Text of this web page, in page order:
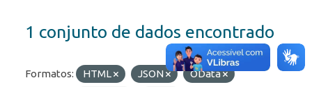
1 conjunto de dados encontrado
Formatos: HTML JSON
OData